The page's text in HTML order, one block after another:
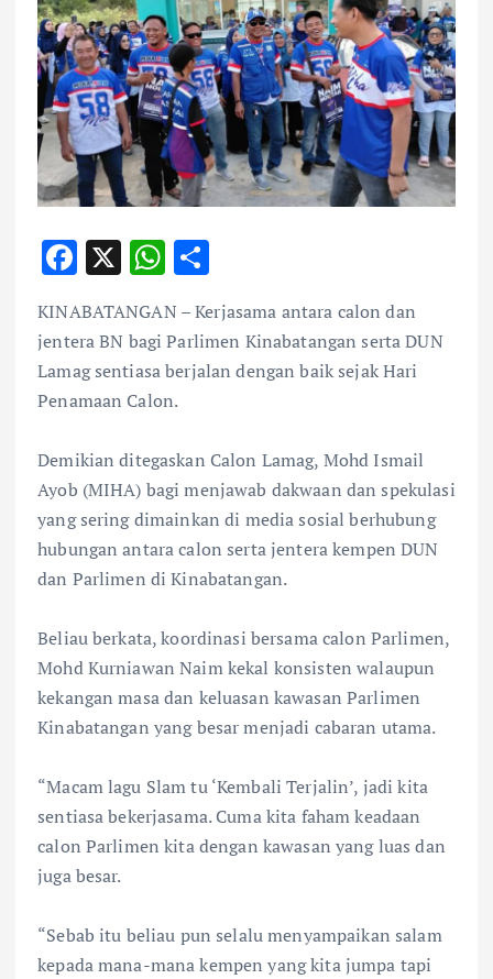
F
e
b
o
k
X W
at
s
A
p
h
ar
e
KINABATANGAN – Kerjasama antara calon dan
jentera BN bagi Parlimen Kinabatangan serta DUN
Lamag sentiasa berjalan dengan baik sejak Hari
Penamaan Calon.
Demikian ditegaskan Calon Lamag, Mohd Ismail
Ayob (MIHA) bagi menjawab dakwaan dan spekulasi
yang sering dimainkan di media sosial berhubung
hubungan antara calon serta jentera kempen DUN
dan Parlimen di Kinabatangan.
Beliau berkata, koordinasi bersama calon Parlimen,
Mohd Kurniawan Naim kekal konsisten walaupun
kekangan masa dan keluasan kawasan Parlimen
Kinabatangan yang besar menjadi cabaran utama.
“Macam lagu Slam tu ‘Kembali Terjalin’, jadi kita
sentiasa bekerjasama. Cuma kita faham keadaan
calon Parlimen kita dengan kawasan yang luas dan
juga besar.
“Sebab itu beliau pun selalu menyampaikan salam
kepada mana-mana kempen yang kita jumpa tapi